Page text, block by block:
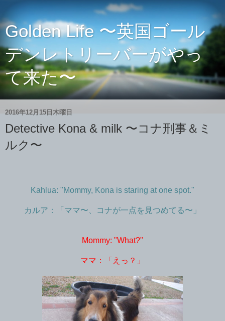
Golden Life 〜英国ゴール
デンレトリーバーがやっ
て来た〜
2016年12月15日木曜日
Detective Kona & milk 〜コナ刑事＆ミ
ルク〜
Kahlua: "Mommy, Kona is staring at one spot."
カルア：「ママ〜、コナが一点を見つめてる〜」
Mommy: "What?"
ママ：「えっ？」